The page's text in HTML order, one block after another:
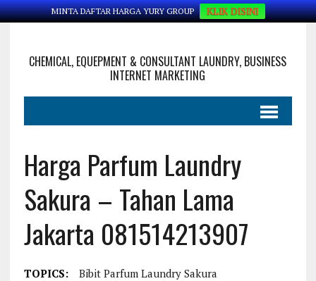
MINTA DAFTAR HARGA YURY GROUP KLIK DISINI
CHEMICAL, EQUEPMENT & CONSULTANT LAUNDRY, BUSINESS
INTERNET MARKETING
Harga Parfum Laundry
Sakura – Tahan Lama
Jakarta 081514213907
TOPICS:
Bibit Parfum Laundry Sakura